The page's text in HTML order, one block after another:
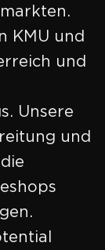
KMU und
und
Unsere
und